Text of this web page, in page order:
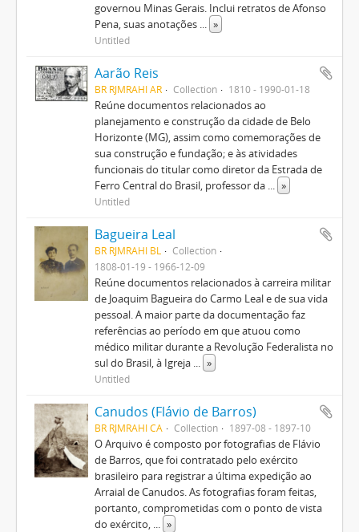
governou Minas Gerais. Inclui retratos de Afonso
Pena, suas anotações ... »
Untitled
Aarão Reis
BR RJMRAHI AR Collection 1810 - 1990-01-18
Reúne documentos relacionados ao
planejamento e construção da cidade de Belo
Horizonte (MG), assim como comemorações de
sua construção e fundação; e às atividades
funcionais do titular como diretor da Estrada de
Ferro Central do Brasil, professor da ... »
Untitled
Bagueira Leal
BR RJMRAHI BL
Collection
1808-01-19 - 1966-12-09
Reúne documentos relacionados à carreira militar
de Joaquim Bagueira do Carmo Leal e de sua vida
pessoal. A maior parte da documentação faz
referências ao período em que atuou como
médico militar durante a Revolução Federalista no
sul do Brasil, à Igreja ... »
Untitled
Canudos (Flávio de Barros)
BR RJMRAHI CA Collection 1897-08 - 1897-10
O Arquivo é composto por fotografias de Flávio
de Barros, que foi contratado pelo exército
brasileiro para registrar a última expedição ao
Arraial de Canudos. As fotografias foram feitas,
portanto, comprometidas com o ponto de vista
do exército, ... »